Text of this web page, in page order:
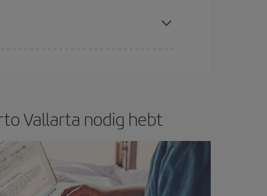
Vallarta nodig hebt